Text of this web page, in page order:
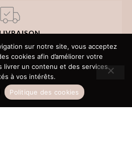
retrait ou domicile
OFFERTE
de 150€ d’achat
sur notre site, vous acceptez
cookies afin d’améliorer votre
livrer un contenu et des services
à vos intérêts.
Politique des cookies